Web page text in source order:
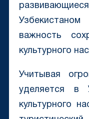
важность
культурного
Учитывая
уделяется в
культурного